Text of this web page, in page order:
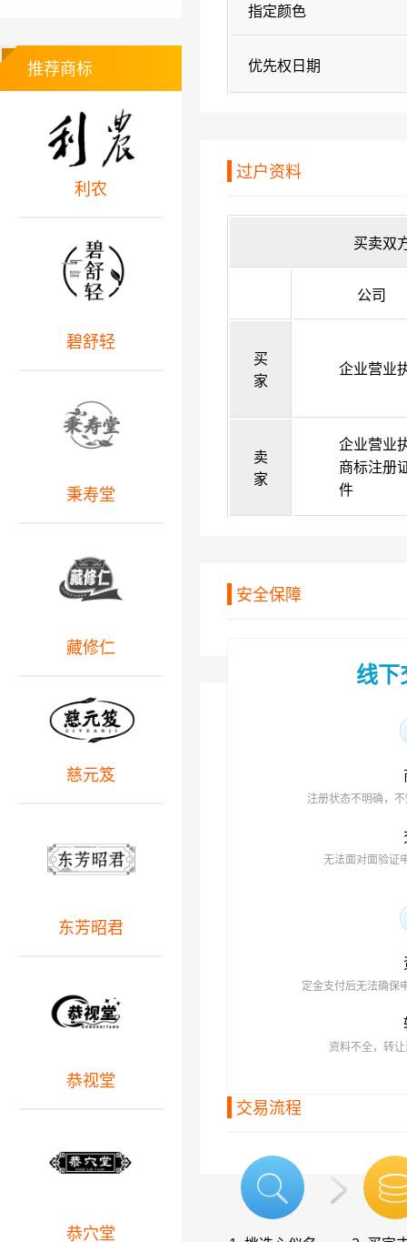
指定颜色
优先权日期
过户资料
买卖双
公司
买
家
企业营业
卖
家
企业营业
商标注册
件
安全保障
线下
注册状态不明确，
无法面对面验证
定金支付后无法确保
资料不全，转
交易流程
推荐商标
利农
碧舒轻
秉寿堂
藏修仁
慈元笈
东芳昭君
恭视堂
恭穴堂